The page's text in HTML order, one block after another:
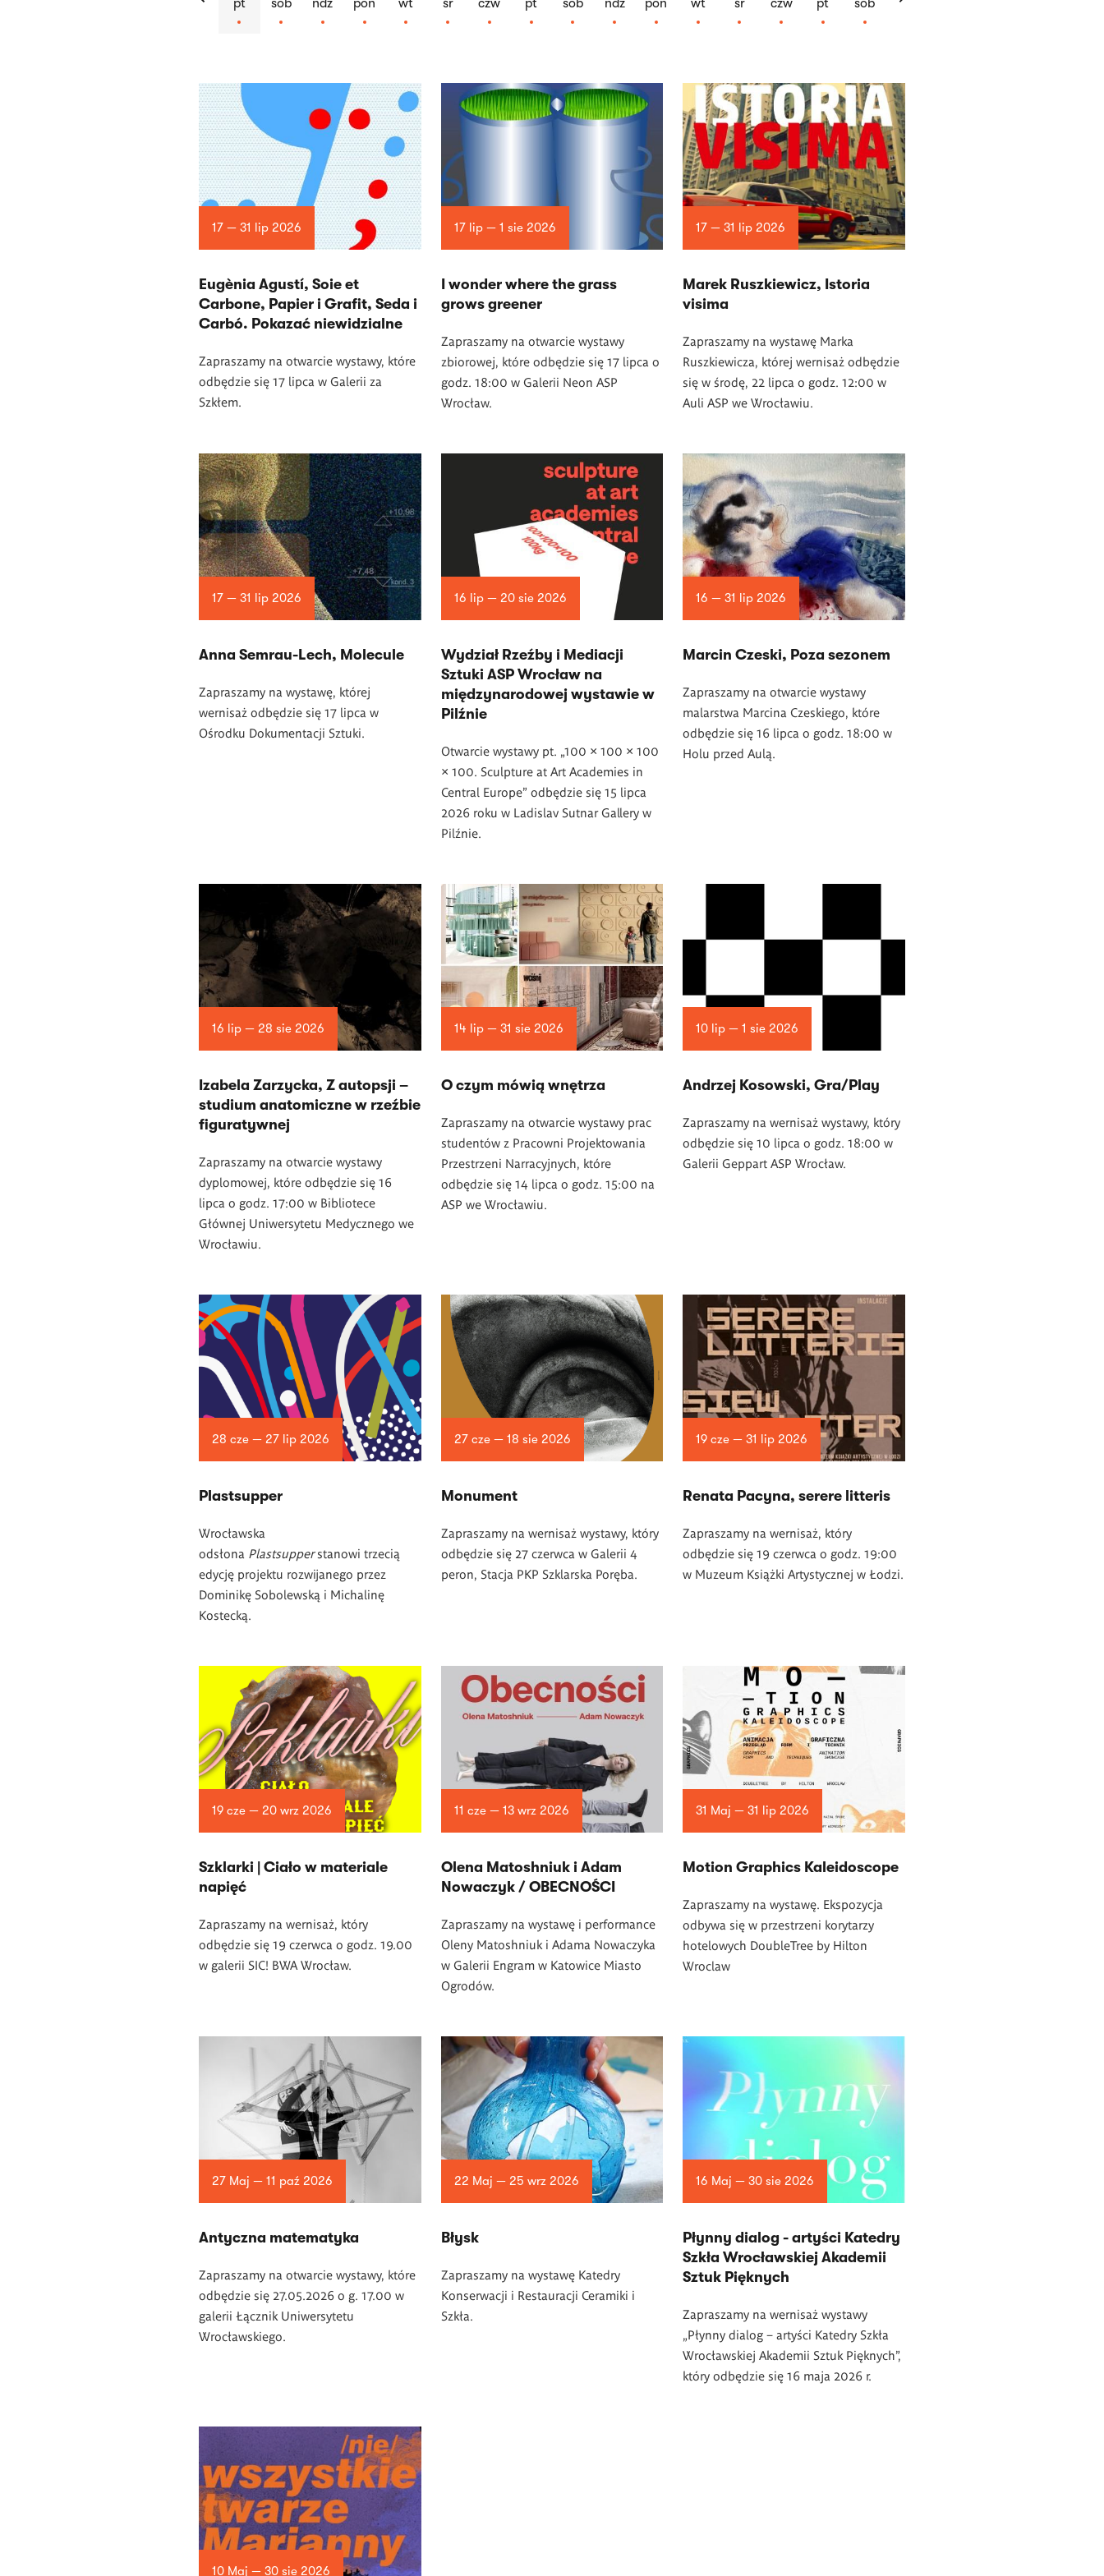
pt
sob
ndz
pon
wt
śr
czw
pt
sob
ndz
pon
wt
śr
czw
pt
sob
Lista
artykułów
17 — 31 lip 2026
Eugènia Agustí, Soie et
Carbone, Papier i Grafit, Seda i
Carbó. Pokazać niewidzialne
Zapraszamy na otwarcie wystawy, które
odbędzie się 17 lipca w Galerii za
Szkłem.
17 lip — 1 sie 2026
I wonder where the grass
grows greener
Zapraszamy na otwarcie wystawy
zbiorowej, które odbędzie się 17 lipca o
godz. 18:00 w Galerii Neon ASP
Wrocław.
17 — 31 lip 2026
Marek Ruszkiewicz, Istoria
visima
Zapraszamy na wystawę Marka
Ruszkiewicza, której wernisaż odbędzie
się w środę, 22 lipca o godz. 12:00 w
Auli ASP we Wrocławiu.
17 — 31 lip 2026
Anna Semrau-Lech, Molecule
Zapraszamy na wystawę, której
wernisaż odbędzie się 17 lipca w
Ośrodku Dokumentacji Sztuki.
16 lip — 20 sie 2026
Wydział Rzeźby i Mediacji
Sztuki ASP Wrocław na
międzynarodowej wystawie w
Pilźnie
Otwarcie wystawy pt. „100 × 100 × 100
× 100. Sculpture at Art Academies in
Central Europe” odbędzie się 15 lipca
2026 roku w Ladislav Sutnar Gallery w
Pilźnie.
16 — 31 lip 2026
Marcin Czeski, Poza sezonem
Zapraszamy na otwarcie wystawy
malarstwa Marcina Czeskiego, które
odbędzie się 16 lipca o godz. 18:00 w
Holu przed Aulą.
16 lip — 28 sie 2026
Izabela Zarzycka, Z autopsji –
studium anatomiczne w rzeźbie
figuratywnej
Zapraszamy na otwarcie wystawy
dyplomowej, które odbędzie się 16
lipca o godz. 17:00 w Bibliotece
Głównej Uniwersytetu Medycznego we
Wrocławiu.
14 lip — 31 sie 2026
O czym mówią wnętrza
Zapraszamy na otwarcie wystawy prac
studentów z Pracowni Projektowania
Przestrzeni Narracyjnych, które
odbędzie się 14 lipca o godz. 15:00 na
ASP we Wrocławiu.
10 lip — 1 sie 2026
Andrzej Kosowski, Gra/Play
Zapraszamy na wernisaż wystawy, który
odbędzie się 10 lipca o godz. 18:00 w
Galerii Geppart ASP Wrocław.
28 cze — 27 lip 2026
Plastsupper
Wrocławska
odsłona Plastsupperstanowi trzecią
edycję projektu rozwijanego przez
Dominikę Sobolewską i Michalinę
Kostecką.
27 cze — 18 sie 2026
Monument
Zapraszamy na wernisaż wystawy, który
odbędzie się 27 czerwca w Galerii 4
peron, Stacja PKP Szklarska Poręba.
19 cze — 31 lip 2026
Renata Pacyna, serere litteris
Zapraszamy na wernisaż, który
odbędzie się 19 czerwca o godz. 19:00
w Muzeum Książki Artystycznej w Łodzi.
19 cze — 20 wrz 2026
­Szklarki | Ciało w materiale
napięć
Zapraszamy na wernisaż, który
odbędzie się 19 czerwca o godz. 19.00
w galerii SIC! BWA Wrocław.
11 cze — 13 wrz 2026
Olena Matoshniuk i Adam
Nowaczyk / OBECNOŚCI
Zapraszamy na wystawę i performance
Oleny Matoshniuk i Adama Nowaczyka
w Galerii Engram w Katowice Miasto
Ogrodów.
31 Maj — 31 lip 2026
Motion Graphics Kaleidoscope
Zapraszamy na wystawę. Ekspozycja
odbywa się w przestrzeni korytarzy
hotelowych DoubleTree by Hilton
Wroclaw
27 Maj — 11 paź 2026
Antyczna matematyka
Zapraszamy na otwarcie wystawy, które
odbędzie się 27.05.2026 o g. 17.00 w
galerii Łącznik Uniwersytetu
Wrocławskiego.
22 Maj — 25 wrz 2026
Błysk
Zapraszamy na wystawę Katedry
Konserwacji i Restauracji Ceramiki i
Szkła.
16 Maj — 30 sie 2026
Płynny dialog - artyści Katedry
Szkła Wrocławskiej Akademii
Sztuk Pięknych
Zapraszamy na wernisaż wystawy
„Płynny dialog – artyści Katedry Szkła
Wrocławskiej Akademii Sztuk Pięknych”,
który odbędzie się 16 maja 2026 r.
10 Maj — 30 sie 2026